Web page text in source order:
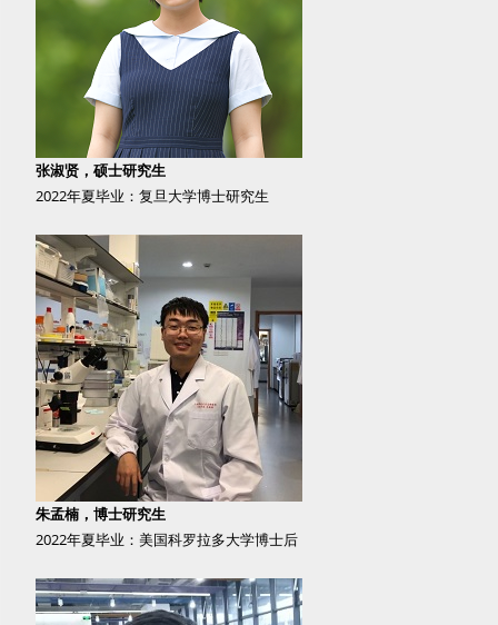
张淑贤，硕士研究生
2022年夏毕业：复旦大学博士研究生
朱孟楠，博士研究生
2022年夏毕业：美国科罗拉多大学博士后